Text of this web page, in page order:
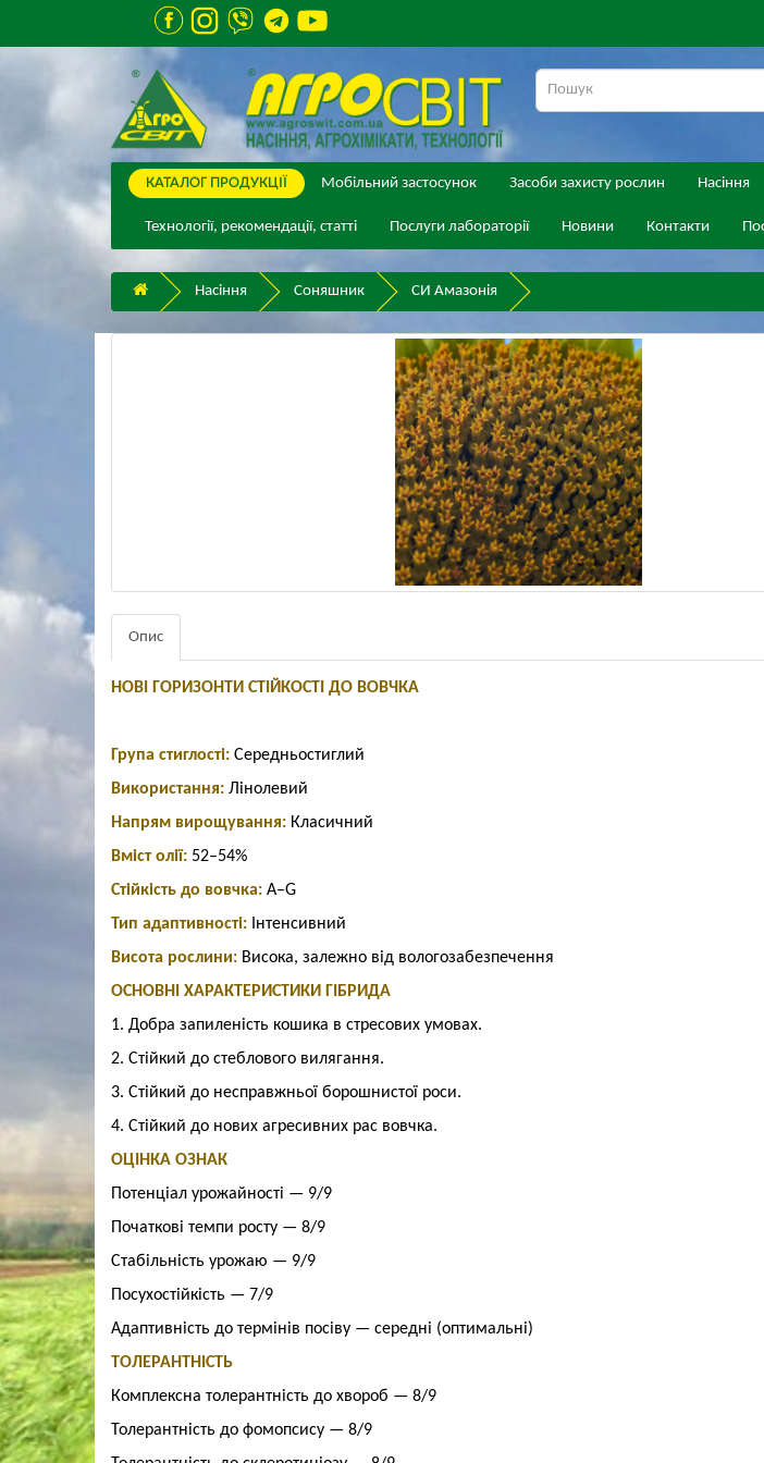
КАТАЛОГ ПPОДУКЦІЇ Мобільний застосунок Засоби захисту рослин Насіння
Технології, рекомендації, статті Послуги лабораторії Новини Контакти
Насіння Соняшник СИ Амазонія
Опис
НОВІ ГОРИЗОНТИ СТІЙКОСТІ ДО ВОВЧКА
Група стиглості: Середньостиглий
Використання: Лінолевий
Напрям вирощування: Класичний
Вміст олії: 52–54%
Стійкість до вовчка: A–G
Тип адаптивності: Інтенсивний
Висота рослини: Висока, залежно від вологозабезпечення
ОСНОВНІ ХАРАКТЕРИСТИКИ ГІБРИДА
1. Добра запиленість кошика в стресових умовах.
2. Стійкий до стеблового вилягання.
3. Стійкий до несправжньої борошнистої роси.
4. Стійкий до нових агресивних рас вовчка.
ОЦІНКА ОЗНАК
Потенціал урожайності — 9/9
Початкові темпи росту — 8/9
Стабільність урожаю — 9/9
Посухостійкість — 7/9
Адаптивність до термінів посіву — середні (оптимальні)
ТОЛЕРАНТНІСТЬ
Комплексна толерантність до хвороб — 8/9
Толерантність до фомопсису — 8/9